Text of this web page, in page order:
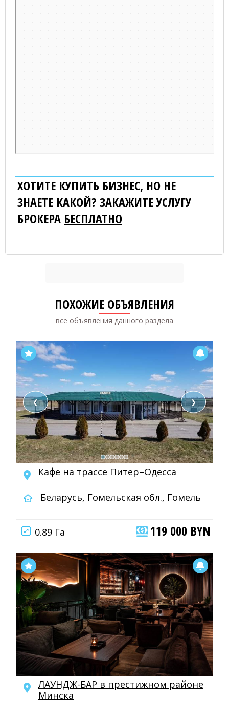
ХОТИТЕ КУПИТЬ БИЗНЕС, НО НЕ
ЗНАЕТЕ КАКОЙ? ЗАКАЖИТЕ УСЛУГУ
БРОКЕРА БЕСПЛАТНО
ПОХОЖИЕ ОБЪЯВЛЕНИЯ
все объявления данного раздела
❮ ❯
Кафе на трассе Питер–Одесса
Беларусь, Гомельская обл., Гомель
0.89 Га 119 000 BYN
ЛАУНДЖ-БАР в престижном районе
Минска